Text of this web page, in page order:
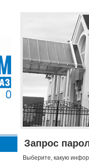
Запрос
Выберите, какую